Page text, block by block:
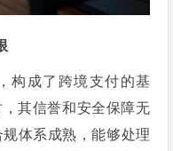
构成了跨境支付的基
其信誉和安全保障无
体系成熟，能够处理